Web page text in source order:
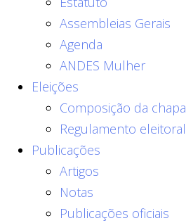
Assembleias Gerais
Agenda
ANDES Mulher
Eleições
Composição da chapa
Regulamento eleitoral
Publicações
Artigos
Notas
Publicações oficiais